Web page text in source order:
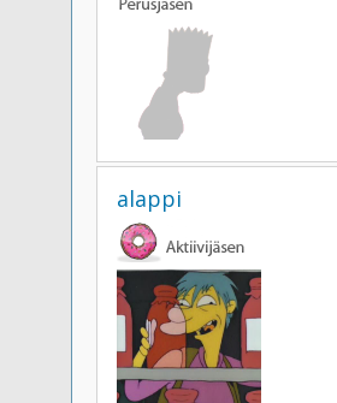
alappi